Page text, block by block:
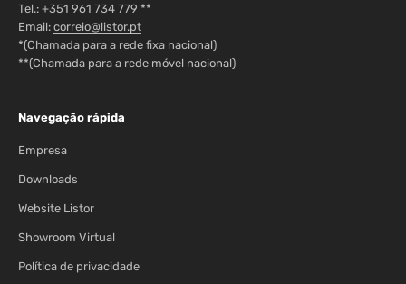
Tel.: +351 961 734 779 **
Email: correio@listor.pt
*(Chamada para a rede fixa nacional)
**(Chamada para a rede móvel nacional)
Navegação rápida
Empresa
Downloads
Website Listor
Showroom Virtual
Política de privacidade